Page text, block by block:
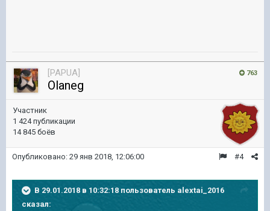
763
[PAPUA]
Olaneg
Участник
1 424 публикации
14 845 боёв
#4
Опубликовано: 29 янв 2018, 12:06:00
В 29.01.2018 в 10:32:18 пользователь alextai_2016
сказал: